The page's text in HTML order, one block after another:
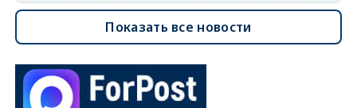
Показать все новости